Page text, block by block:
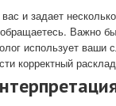
и задает
Важно
использует ваши
корректный